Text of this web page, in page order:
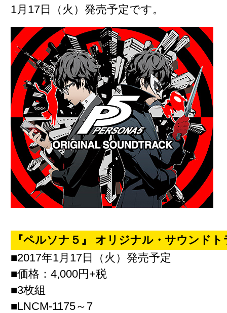
1月17日（火）発売予定です。
『ペルソナ５』 オリジナル・サウンド
■2017年1月17日（火）発売予定
■価格：4,000円+税
■3枚組
■LNCM-1175～7